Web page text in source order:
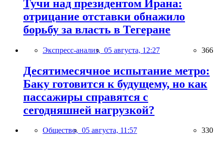
Тучи над президентом Ирана:
отрицание отставки обнажило
борьбу за власть в Тегеране
Экспресс-анализ, 05 августа, 12:27 366
Десятимесячное испытание метро:
Баку готовится к будущему, но как
пассажиры справятся с
сегодняшней нагрузкой?
Общество, 05 августа, 11:57 330